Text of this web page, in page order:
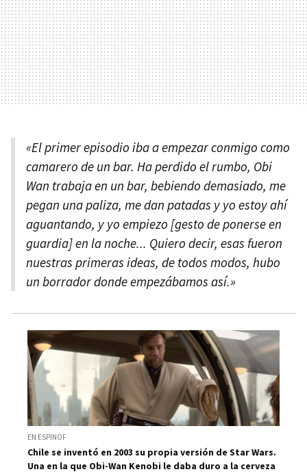
«El primer episodio iba a empezar conmigo como
camarero de un bar. Ha perdido el rumbo, Obi
Wan trabaja en un bar, bebiendo demasiado, me
pegan una paliza, me dan patadas y yo estoy ahí
aguantando, y yo empiezo [gesto de ponerse en
guardia] en la noche... Quiero decir, esas fueron
nuestras primeras ideas, de todos modos, hubo
un borrador donde empezábamos así.»
EN ESPINOF
Chile se inventó en 2003 su propia versión de Star Wars.
Una en la que Obi-Wan Kenobi le daba duro a la cerveza